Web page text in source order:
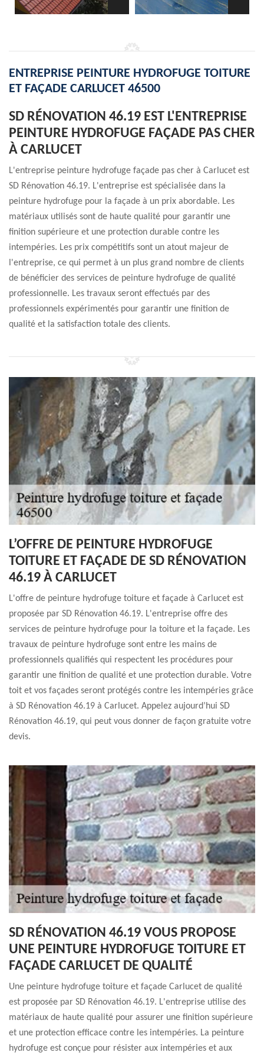
ENTREPRISE PEINTURE HYDROFUGE TOITURE
ET FAÇADE CARLUCET 46500
SD RÉNOVATION 46.19 EST L'ENTREPRISE
PEINTURE HYDROFUGE FAÇADE PAS CHER
À CARLUCET
L'entreprise peinture hydrofuge façade pas cher à Carlucet est
SD Rénovation 46.19. L'entreprise est spécialisée dans la
peinture hydrofuge pour la façade à un prix abordable. Les
matériaux utilisés sont de haute qualité pour garantir une
finition supérieure et une protection durable contre les
intempéries. Les prix compétitifs sont un atout majeur de
l'entreprise, ce qui permet à un plus grand nombre de clients
de bénéficier des services de peinture hydrofuge de qualité
professionnelle. Les travaux seront effectués par des
professionnels expérimentés pour garantir une finition de
qualité et la satisfaction totale des clients.
L’OFFRE DE PEINTURE HYDROFUGE
TOITURE ET FAÇADE DE SD RÉNOVATION
46.19 À CARLUCET
L'offre de peinture hydrofuge toiture et façade à Carlucet est
proposée par SD Rénovation 46.19. L'entreprise offre des
services de peinture hydrofuge pour la toiture et la façade. Les
travaux de peinture hydrofuge sont entre les mains de
professionnels qualifiés qui respectent les procédures pour
garantir une finition de qualité et une protection durable. Votre
toit et vos façades seront protégés contre les intempéries grâce
à SD Rénovation 46.19 à Carlucet. Appelez aujourd’hui SD
Rénovation 46.19, qui peut vous donner de façon gratuite votre
devis.
SD RÉNOVATION 46.19 VOUS PROPOSE
UNE PEINTURE HYDROFUGE TOITURE ET
FAÇADE CARLUCET DE QUALITÉ
Une peinture hydrofuge toiture et façade Carlucet de qualité
est proposée par SD Rénovation 46.19. L'entreprise utilise des
matériaux de haute qualité pour assurer une finition supérieure
et une protection efficace contre les intempéries. La peinture
hydrofuge est conçue pour résister aux intempéries et aux